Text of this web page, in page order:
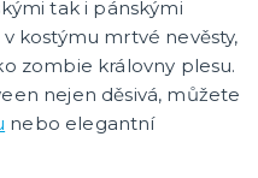
tak i pánskými
kostýmu mrtvé nevěsty,
zombie královny plesu.
nejen děsivá, můžete
nebo elegantní